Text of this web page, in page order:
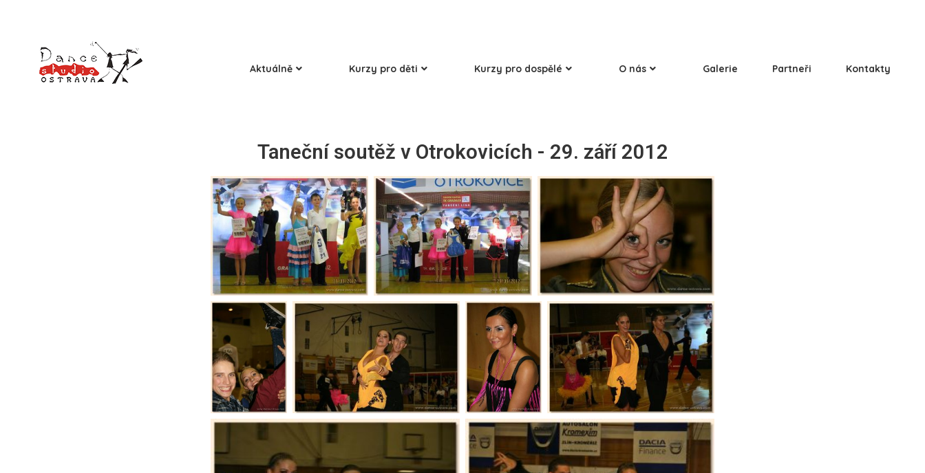
Aktuálně Kurzy pro děti Kurzy pro dospělé O nás Galerie Partneři Kontakty
Taneční soutěž v Otrokovicích - 29. září 2012